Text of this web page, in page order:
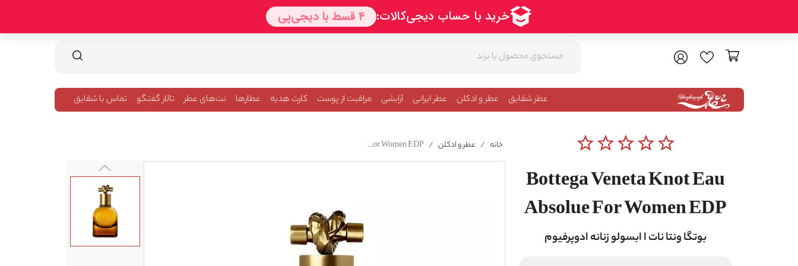
عطر شقایق عطر و ادکلن عطر ایرانی آرایشی مراقبت از پوست کارت هدیه عطارها نت‌های عطر تالار گفتگو تماس با شقایق
star_borderstar_borderstar_borderstar_borderstar_border
Bottega Veneta Knot Eau
Absolue For Women EDP
بوتگا ونتا نات ا ابسولو زنانه ادوپرفیوم
خانه / عطر و ادکلن /
Bottega Veneta Knot Eau Absolue For Women EDP